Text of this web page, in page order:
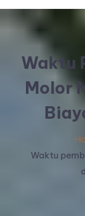
Waktu
Molor
Waktu